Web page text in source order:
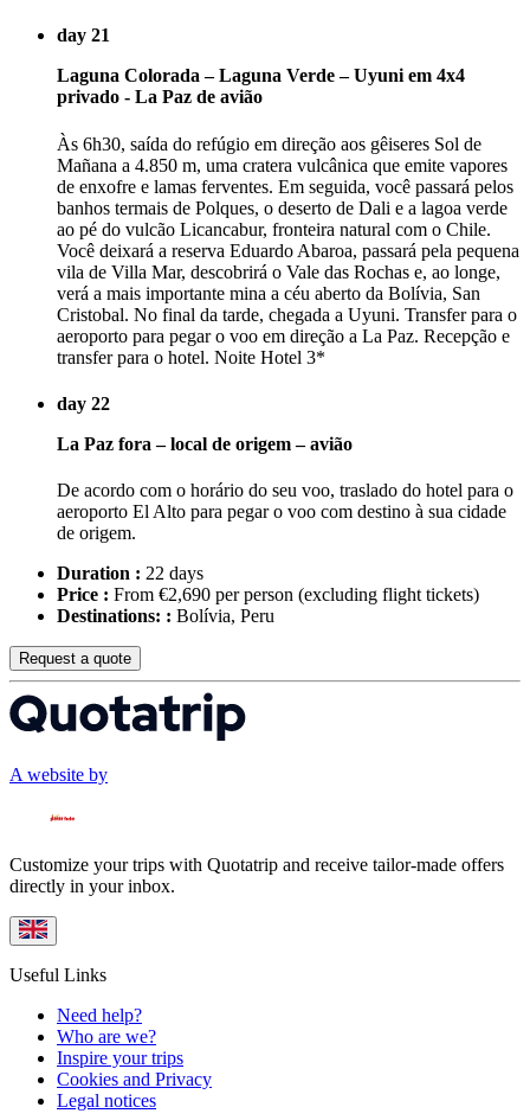
day 21
Laguna Colorada – Laguna Verde – Uyuni em 4x4
privado - La Paz de avião
Às 6h30, saída do refúgio em direção aos gêiseres Sol de
Mañana a 4.850 m, uma cratera vulcânica que emite vapores
de enxofre e lamas ferventes. Em seguida, você passará pelos
banhos termais de Polques, o deserto de Dali e a lagoa verde
ao pé do vulcão Licancabur, fronteira natural com o Chile.
Você deixará a reserva Eduardo Abaroa, passará pela pequena
vila de Villa Mar, descobrirá o Vale das Rochas e, ao longe,
verá a mais importante mina a céu aberto da Bolívia, San
Cristobal. No final da tarde, chegada a Uyuni. Transfer para o
aeroporto para pegar o voo em direção a La Paz. Recepção e
transfer para o hotel. Noite Hotel 3*
day 22
La Paz fora – local de origem – avião
De acordo com o horário do seu voo, traslado do hotel para o
aeroporto El Alto para pegar o voo com destino à sua cidade
de origem.
Duration : 22 days
Price : From €2,690 per person (excluding flight tickets)
Destinations: : Bolívia, Peru
Request a quote
A website by
Customize your trips with Quotatrip and receive tailor-made offers
directly in your inbox.
Useful Links
Need help?
Who are we?
Inspire your trips
Cookies and Privacy
Legal notices